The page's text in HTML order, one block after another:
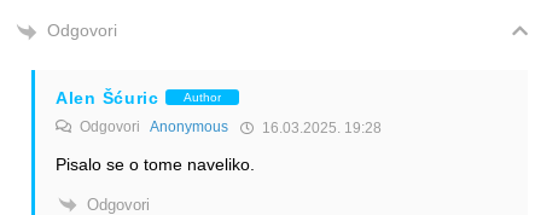
Odgovori
Alen Šćuric Author
Odgovori Anonymous 16.03.2025. 19:28
Pisalo se o tome naveliko.
Odgovori